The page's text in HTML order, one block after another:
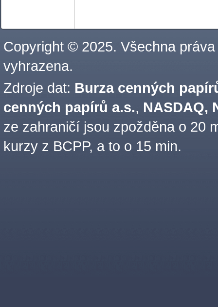
Copyright © 2025. Všechna práva
vyhrazena.
Zdroje dat: Burza cenných
cenných papírů a.s., NASDAQ,
ze zahraničí jsou zpožděna o 20
kurzy z BCPP, a to o 15 min.